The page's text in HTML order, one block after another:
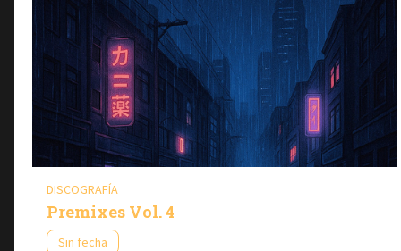
DISCOGRAFÍA
Premixes Vol. 4
Sin fecha